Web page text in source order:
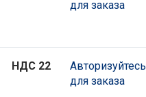
для заказа
НДС 22
Авторизуйтесь
для заказа